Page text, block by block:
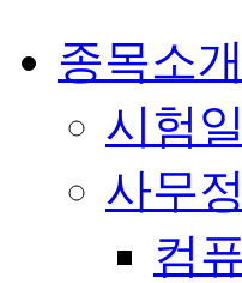
종목소개
시험
사무
컴